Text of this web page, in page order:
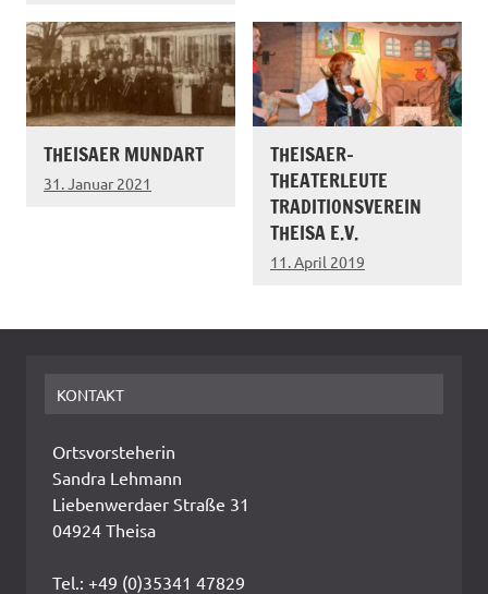
THEISAER MUNDART
31. Januar 2021
THEISAER-
THEATERLEUTE
TRADITIONSVEREIN
THEISA E.V.
11. April 2019
KONTAKT
Ortsvorsteherin
Sandra Lehmann
Liebenwerdaer Straße 31
04924 Theisa
Tel.: +49 (0)35341 47829